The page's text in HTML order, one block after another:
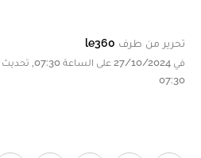
تحرير من طرف le360
07:30